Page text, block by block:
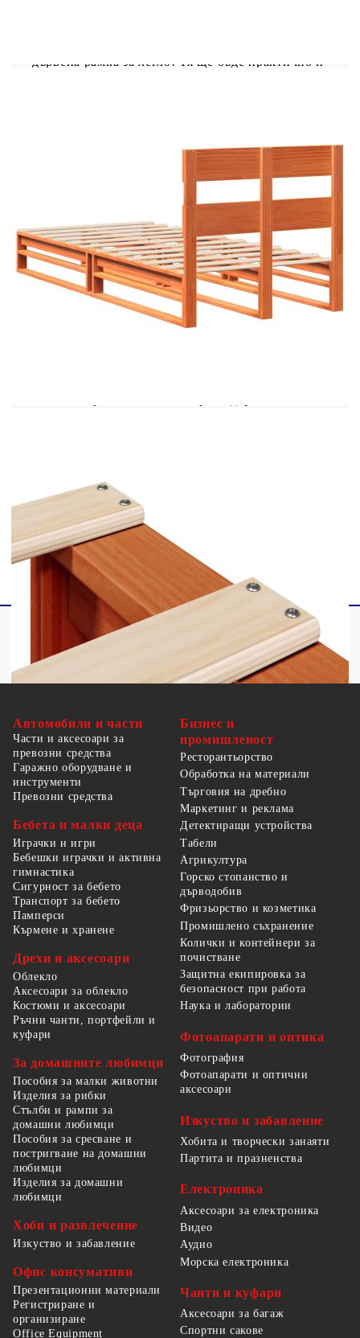
дървена рамка за легло! Тя ще бъде практично и
ѝ.Ламели за оптимална опора: Рамката на
леглото е пълна с ламели, за да предложи
нужните опора и дишане за вашия
легло ви осигурява отлична опора за гърба,
когато седите в леглото, за да четете или гледате
телевизия.Стабилни и издръжливи крака: Това
дървено легло се поддържа от здрави крака,
осигуряващи стабилност, безопасност и
твърдост. Добре е да се знае:Тази рамка за легло
разполага с дизайн с ламели и включва
ламелите.Към това легло не е включен матрак.
Ние предлагаме разнообразна селекция от
Размери на подходящ матрак: 90 x 200 см
(Ш x Д) (матракът не е включен)
Необходим е монтаж
Автомобили и части
Части и аксесоари за
превозни средства
Гаражно оборудване и
инструменти
Превозни средства
Бебета и малки деца
Играчки и игри
Бебешки играчки и активна
гимнастика
Сигурност за бебето
Транспорт за бебето
Памперси
Кърмене и хранене
Дрехи и аксесоари
Облекло
Аксесоари за облекло
Костюми и аксесоари
Ръчни чанти, портфейли и
куфари
За домашните любимци
Пособия за малки животни
Изделия за рибки
Стълби и рампи за
домашни любимци
Пособия за сресване и
постригване на домашни
любимци
Изделия за домашни
любимци
Хоби и развлечение
Изкуство и забавление
Офис консумативи
Презентационни материали
Регистриране и
организиране
Office Equipment
Бизнес и
промишленост
Ресторантьорство
Обработка на материали
Търговия на дребно
Маркетинг и реклама
Детектиращи устройства
Табели
Агрикултура
Горско стопанство и
дърводобив
Фризьорство и козметика
Промишлено съхранение
Колички и контейнери за
почистване
Защитна екипировка за
безопасност при работа
Наука и лаборатории
Фотоапарати и оптика
Фотография
Фотоапарати и оптични
аксесоари
Изкуство и забавление
Хобита и творчески занаяти
Партита и празненства
Електроника
Аксесоари за електроника
Видео
Аудио
Морска електроника
Чанти и куфари
Аксесоари за багаж
Спортни сакове